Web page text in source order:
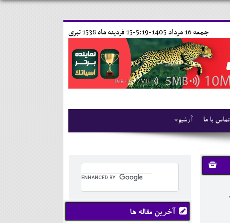
15 فردينه ماه 1538 تبری جمعه 16 مرداد 1405-5:19-
آرشیو تماس با ما
آخرین مقاله ها